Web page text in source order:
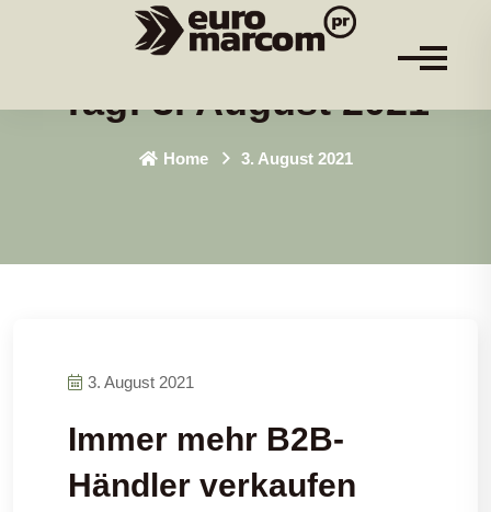
Tag:3. August 2021
Home 3. August 2021
3. August 2021
Immer mehr B2B-
Händler verkaufen